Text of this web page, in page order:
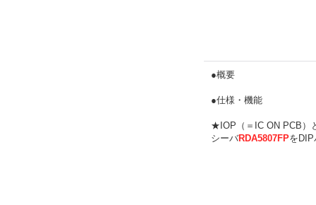
●概要
●仕様・機能
★IOP（＝IC ON PCB）
シーバRDA5807FPを